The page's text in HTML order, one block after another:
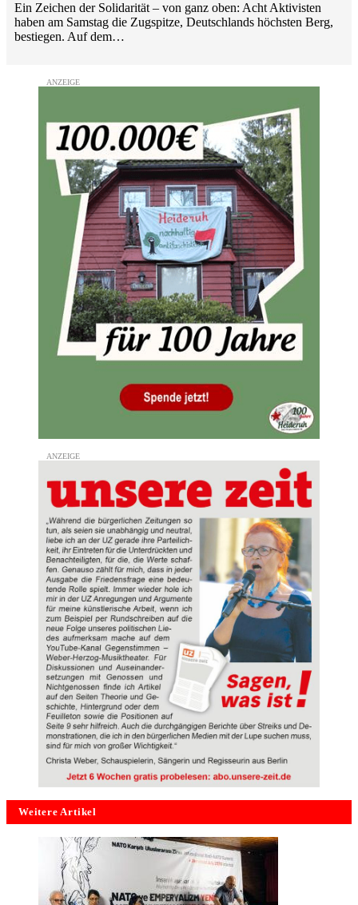
Ein Zeichen der Solidarität – von ganz oben: Acht Aktivisten
haben am Samstag die Zugspitze, Deutschlands höchsten Berg,
bestiegen. Auf dem…
Weitere Artikel